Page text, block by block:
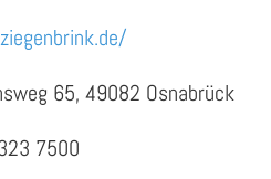
65, 49082 Osnabrück
7500